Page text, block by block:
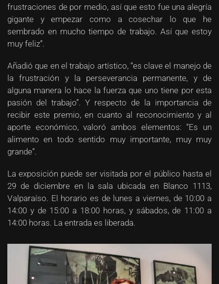
frustraciones de por medio, así que esto fue una alegría
gigante y empezar como a cosechar lo que he
sembrado en mucho tiempo de trabajo. Así que estoy
muy feliz”.
Añadió que en el trabajo artístico, “es clave el manejo de
la frustración y la perseverancia permanente, y de
alguna manera lo hace la fuerza que uno tiene por esta
pasión del trabajo”. Y respecto de la importancia de
recibir este premio, en cuanto al reconocimiento y al
aporte económico, valoró ambos elementos: “Es un
alimento en todo sentido muy importante, muy muy
grande”.
La exposición puede ser visitada por el público hasta el
29 de diciembre en la sala ubicada en Blanco 1113,
Valparaíso. El horario es de lunes a viernes, de 10:00 a
14:00 y de 15:00 a 18:00 horas, y sábados, de 11:00 a
14:00 horas. La entrada es liberada.